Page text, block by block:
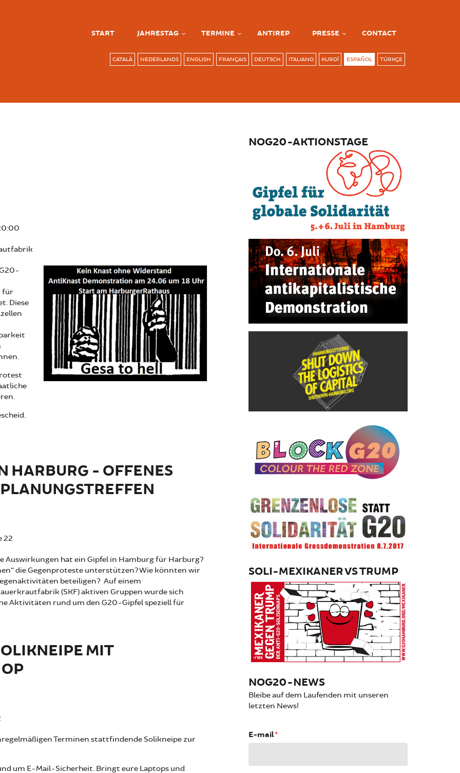
START JAHRESTAG TERMINE ANTIREP PRESSE CONTACT
CATALÀ NEDERLANDS ENGLISH FRANÇAIS DEUTSCH ITALIANO KURDÎ ESPAÑOL TÜRKÇE
für
Diese
HARBURG - OFFENES
22
Auswirkungen hat ein Gipfel in Hamburg für Harburg?
die Gegenproteste unterstützen? Wie könnten wir
beteiligen? Auf einem
(SKF) aktiven Gruppen wurde sich
Aktivitäten rund um den G20-Gipfel speziell für
MIT
Terminen stattfindende Solikneipe zur
um E-Mail-Sicherheit. Bringt eure Laptops und
NOG20-AKTIONSTAGE
SOLI-MEXIKANER VS TRUMP
NOG20-NEWS
Bleibe auf dem Laufenden mit unseren
letzten News!
E-mail*